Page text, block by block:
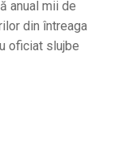
anual mii de
din întreaga
oficiat slujbe